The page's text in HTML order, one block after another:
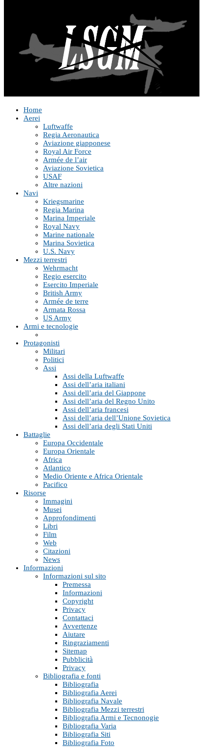
Home
Aerei
Luftwaffe
Regia Aeronautica
Aviazione giapponese
Royal Air Force
Armée de l’air
Aviazione Sovietica
USAF
Altre nazioni
Navi
Kriegsmarine
Regia Marina
Marina Imperiale
Royal Navy
Marine nationale
Marina Sovietica
U.S. Navy
Mezzi terrestri
Wehrmacht
Regio esercito
Esercito Imperiale
British Army
Armée de terre
Armata Rossa
US Army
Armi e tecnologie
Protagonisti
Militari
Politici
Assi
Assi della Luftwaffe
Assi dell’aria italiani
Assi dell’aria del Giappone
Assi dell’aria del Regno Unito
Assi dell’aria francesi
Assi dell’aria dell’Unione Sovietica
Assi dell’aria degli Stati Uniti
Battaglie
Europa Occidentale
Europa Orientale
Africa
Atlantico
Medio Oriente e Africa Orientale
Pacifico
Risorse
Immagini
Musei
Approfondimenti
Libri
Film
Web
Citazioni
News
Informazioni
Informazioni sul sito
Premessa
Informazioni
Copyright
Privacy
Contattaci
Avvertenze
Aiutare
Ringraziamenti
Sitemap
Pubblicità
Privacy
Bibliografia e fonti
Bibliografia
Bibliografia Aerei
Bibliografia Navale
Bibliografia Mezzi terrestri
Bibliografia Armi e Tecnonogie
Bibliografia Varia
Bibliografia Siti
Bibliografia Foto